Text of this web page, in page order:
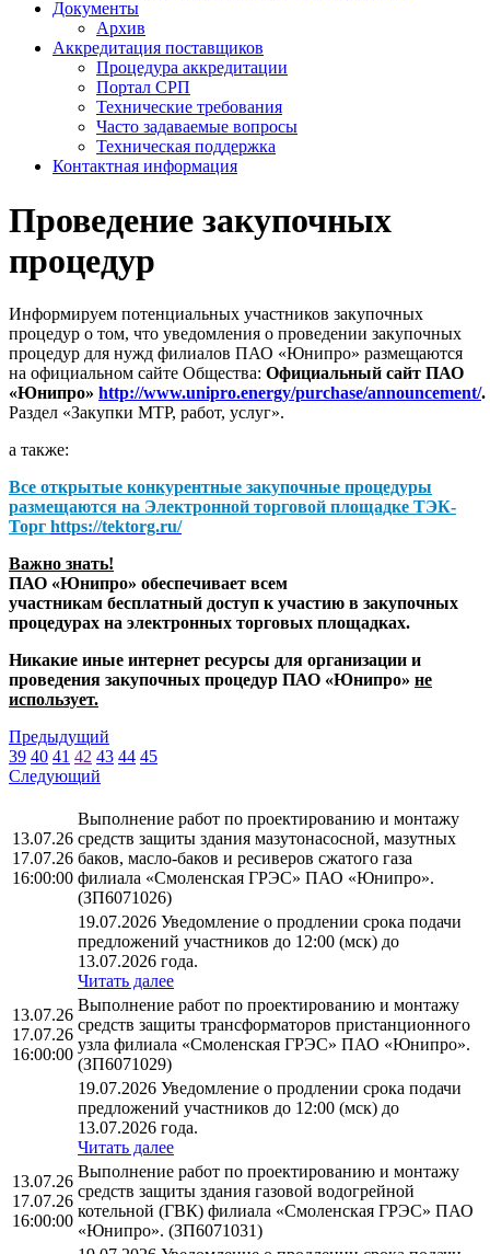
Документы
Архив
Аккредитация поставщиков
Процедура аккредитации
Портал СРП
Технические требования
Часто задаваемые вопросы
Техническая поддержка
Контактная информация
Проведение закупочных
процедур
Информируем потенциальных участников закупочных
процедур о том, что уведомления о проведении закупочных
процедур для нужд филиалов ПАО «Юнипро» размещаются
на официальном сайте Общества: Официальный сайт ПАО
«Юнипро» http://www.unipro.energy/purchase/announcement/.
Раздел «Закупки МТР, работ, услуг».
а также:
Все открытые конкурентные закупочные процедуры
размещаются на Электронной торговой площадке ТЭК-
Торг https://tektorg.ru/
Важно знать!
ПАО «Юнипро» обеспечивает всем
участникам бесплатный доступ к участию в закупочных
процедурах на электронных торговых площадках.
Никакие иные интернет ресурсы для организации и
проведения закупочных процедур ПАО «Юнипро» не
использует.
Предыдущий
39 40 41 42 43 44 45
Следующий
13.07.26
17.07.26
16:00:00
Выполнение работ по проектированию и монтажу
средств защиты здания мазутонасосной, мазутных
баков, масло-баков и ресиверов сжатого газа
филиала «Смоленская ГРЭС» ПАО «Юнипро».
(ЗП6071026)
19.07.2026 Уведомление о продлении срока подачи
предложений участников до 12:00 (мск) до
13.07.2026 года.
Читать далее
13.07.26
17.07.26
16:00:00
Выполнение работ по проектированию и монтажу
средств защиты трансформаторов пристанционного
узла филиала «Смоленская ГРЭС» ПАО «Юнипро».
(ЗП6071029)
19.07.2026 Уведомление о продлении срока подачи
предложений участников до 12:00 (мск) до
13.07.2026 года.
Читать далее
13.07.26
17.07.26
16:00:00
Выполнение работ по проектированию и монтажу
средств защиты здания газовой водогрейной
котельной (ГВК) филиала «Смоленская ГРЭС» ПАО
«Юнипро». (ЗП6071031)